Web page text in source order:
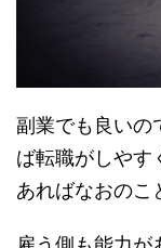
副業でも良いの
ば転職がしやす
あればなおのこ